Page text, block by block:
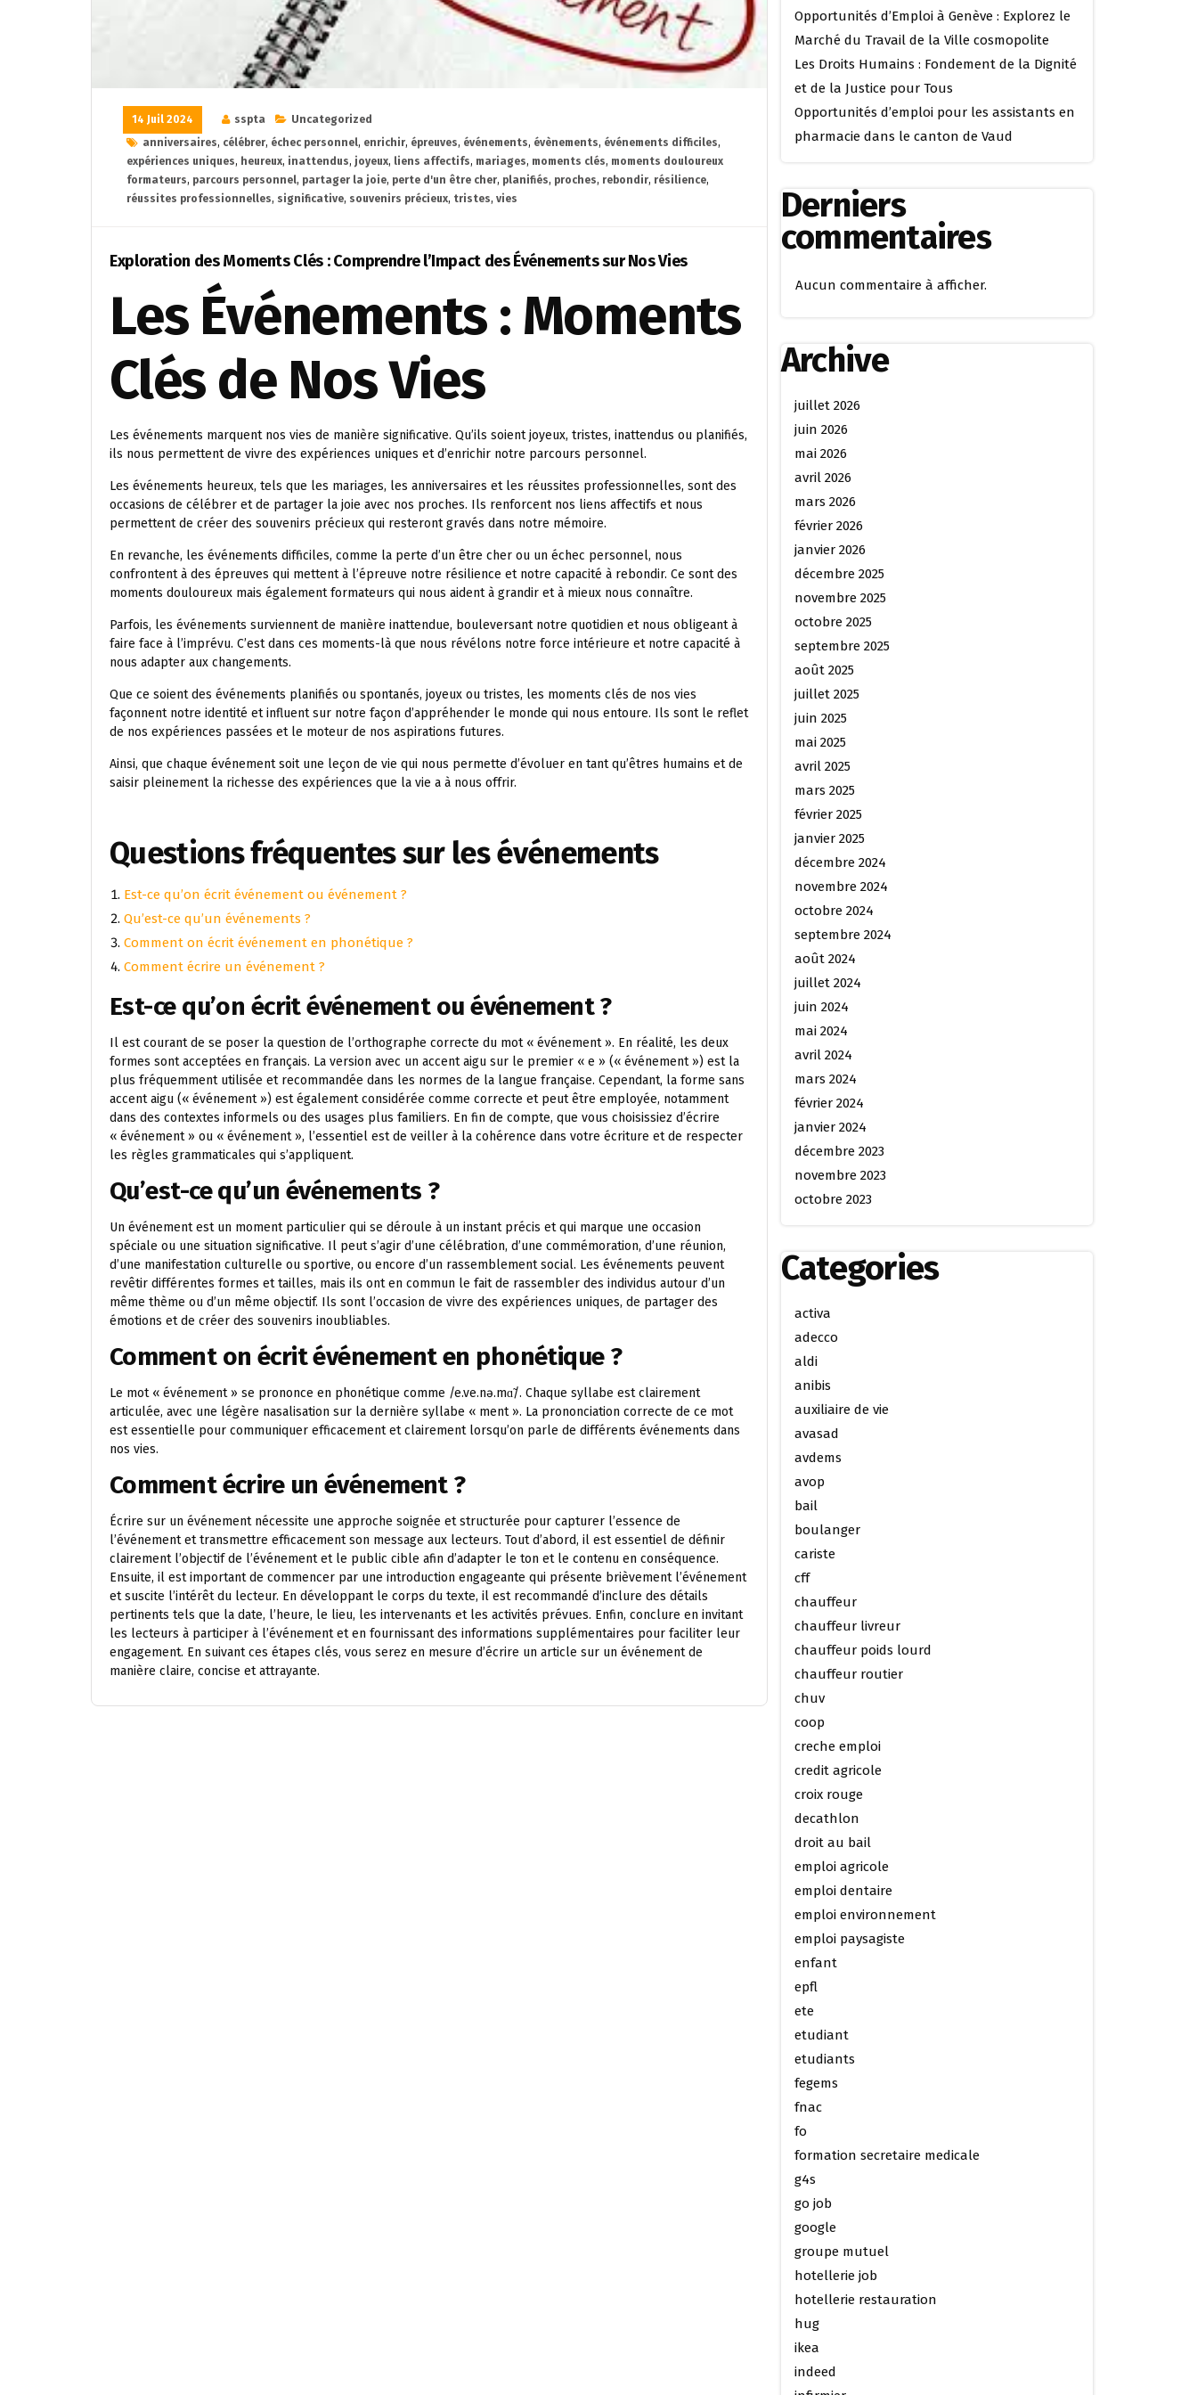
14 Juil 2024 sspta
Uncategorized
anniversaires, célébrer, échec personnel, enrichir, épreuves, événements, évènements, événements difficiles,
expériences uniques, heureux, inattendus, joyeux, liens affectifs, mariages, moments clés, moments douloureux
formateurs, parcours personnel, partager la joie, perte d'un être cher, planifiés, proches, rebondir, résilience,
réussites professionnelles, significative, souvenirs précieux, tristes, vies
Exploration des Moments Clés : Comprendre l’Impact des Événements sur Nos Vies
Les Événements : Moments
Clés de Nos Vies
Les événements marquent nos vies de manière significative. Qu’ils soient joyeux, tristes, inattendus ou planifiés,
ils nous permettent de vivre des expériences uniques et d’enrichir notre parcours personnel.
Les événements heureux, tels que les mariages, les anniversaires et les réussites professionnelles, sont des
occasions de célébrer et de partager la joie avec nos proches. Ils renforcent nos liens affectifs et nous
permettent de créer des souvenirs précieux qui resteront gravés dans notre mémoire.
En revanche, les événements difficiles, comme la perte d’un être cher ou un échec personnel, nous
confrontent à des épreuves qui mettent à l’épreuve notre résilience et notre capacité à rebondir. Ce sont des
moments douloureux mais également formateurs qui nous aident à grandir et à mieux nous connaître.
Parfois, les événements surviennent de manière inattendue, bouleversant notre quotidien et nous obligeant à
faire face à l’imprévu. C’est dans ces moments-là que nous révélons notre force intérieure et notre capacité à
nous adapter aux changements.
Que ce soient des événements planifiés ou spontanés, joyeux ou tristes, les moments clés de nos vies
façonnent notre identité et influent sur notre façon d’appréhender le monde qui nous entoure. Ils sont le reflet
de nos expériences passées et le moteur de nos aspirations futures.
Ainsi, que chaque événement soit une leçon de vie qui nous permette d’évoluer en tant qu’êtres humains et de
saisir pleinement la richesse des expériences que la vie a à nous offrir.
Questions fréquentes sur les événements
Est-ce qu’on écrit événement ou événement ?
Qu’est-ce qu’un événements ?
Comment on écrit événement en phonétique ?
Comment écrire un événement ?
Est-ce qu’on écrit événement ou événement ?
Il est courant de se poser la question de l’orthographe correcte du mot « événement ». En réalité, les deux
formes sont acceptées en français. La version avec un accent aigu sur le premier « e » (« événement ») est la
plus fréquemment utilisée et recommandée dans les normes de la langue française. Cependant, la forme sans
accent aigu (« événement ») est également considérée comme correcte et peut être employée, notamment
dans des contextes informels ou des usages plus familiers. En fin de compte, que vous choisissiez d’écrire
« événement » ou « événement », l’essentiel est de veiller à la cohérence dans votre écriture et de respecter
les règles grammaticales qui s’appliquent.
Qu’est-ce qu’un événements ?
Un événement est un moment particulier qui se déroule à un instant précis et qui marque une occasion
spéciale ou une situation significative. Il peut s’agir d’une célébration, d’une commémoration, d’une réunion,
d’une manifestation culturelle ou sportive, ou encore d’un rassemblement social. Les événements peuvent
revêtir différentes formes et tailles, mais ils ont en commun le fait de rassembler des individus autour d’un
même thème ou d’un même objectif. Ils sont l’occasion de vivre des expériences uniques, de partager des
émotions et de créer des souvenirs inoubliables.
Comment on écrit événement en phonétique ?
Le mot « événement » se prononce en phonétique comme /e.ve.nə.mɑ̃/. Chaque syllabe est clairement
articulée, avec une légère nasalisation sur la dernière syllabe « ment ». La prononciation correcte de ce mot
est essentielle pour communiquer efficacement et clairement lorsqu’on parle de différents événements dans
nos vies.
Comment écrire un événement ?
Écrire sur un événement nécessite une approche soignée et structurée pour capturer l’essence de
l’événement et transmettre efficacement son message aux lecteurs. Tout d’abord, il est essentiel de définir
clairement l’objectif de l’événement et le public cible afin d’adapter le ton et le contenu en conséquence.
Ensuite, il est important de commencer par une introduction engageante qui présente brièvement l’événement
et suscite l’intérêt du lecteur. En développant le corps du texte, il est recommandé d’inclure des détails
pertinents tels que la date, l’heure, le lieu, les intervenants et les activités prévues. Enfin, conclure en invitant
les lecteurs à participer à l’événement et en fournissant des informations supplémentaires pour faciliter leur
engagement. En suivant ces étapes clés, vous serez en mesure d’écrire un article sur un événement de
manière claire, concise et attrayante.
Opportunités d’Emploi à Genève : Explorez le
Marché du Travail de la Ville cosmopolite
Les Droits Humains : Fondement de la Dignité
et de la Justice pour Tous
Opportunités d’emploi pour les assistants en
pharmacie dans le canton de Vaud
Derniers
commentaires
Aucun commentaire à afficher.
Archive
juillet 2026
juin 2026
mai 2026
avril 2026
mars 2026
février 2026
janvier 2026
décembre 2025
novembre 2025
octobre 2025
septembre 2025
août 2025
juillet 2025
juin 2025
mai 2025
avril 2025
mars 2025
février 2025
janvier 2025
décembre 2024
novembre 2024
octobre 2024
septembre 2024
août 2024
juillet 2024
juin 2024
mai 2024
avril 2024
mars 2024
février 2024
janvier 2024
décembre 2023
novembre 2023
octobre 2023
Categories
activa
adecco
aldi
anibis
auxiliaire de vie
avasad
avdems
avop
bail
boulanger
cariste
cff
chauffeur
chauffeur livreur
chauffeur poids lourd
chauffeur routier
chuv
coop
creche emploi
credit agricole
croix rouge
decathlon
droit au bail
emploi agricole
emploi dentaire
emploi environnement
emploi paysagiste
enfant
epfl
ete
etudiant
etudiants
fegems
fnac
fo
formation secretaire medicale
g4s
go job
google
groupe mutuel
hotellerie job
hotellerie restauration
hug
ikea
indeed